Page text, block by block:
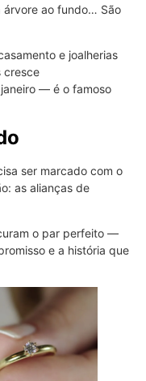
árvore ao fundo… São
e joalherias
cresce
— é o famoso
ser marcado com o
as alianças de
o par perfeito —
e a história que